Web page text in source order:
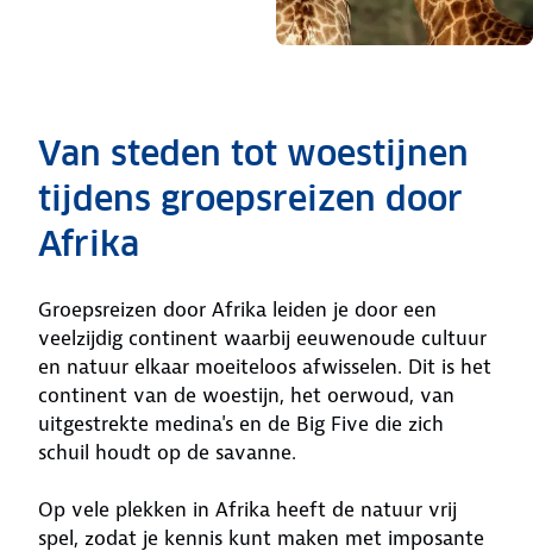
Van steden tot woestijnen
tijdens groepsreizen door
Afrika
Groepsreizen door Afrika leiden je door een
veelzijdig continent waarbij eeuwenoude cultuur
en natuur elkaar moeiteloos afwisselen. Dit is het
continent van de woestijn, het oerwoud, van
uitgestrekte medina's en de Big Five die zich
schuil houdt op de savanne.
Op vele plekken in Afrika heeft de natuur vrij
spel, zodat je kennis kunt maken met imposante